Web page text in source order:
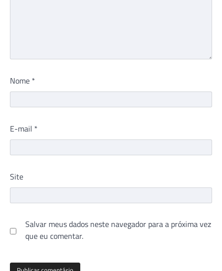
Nome *
E-mail *
Site
Salvar meus dados neste navegador para a próxima vez
que eu comentar.